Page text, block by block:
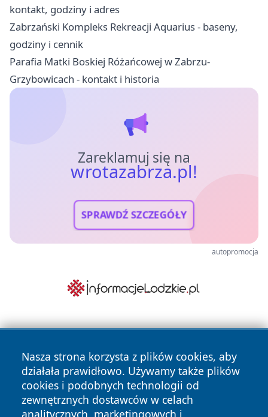
kontakt, godziny i adres
Zabrzański Kompleks Rekreacji Aquarius - baseny,
godziny i cennik
Parafia Matki Boskiej Różańcowej w Zabrzu-
Grzybowicach - kontakt i historia
Zareklamuj się na
wrotazabrza.pl!
SPRAWDŹ SZCZEGÓŁY
autopromocja
Nasza strona korzysta z plików cookies, aby
działała prawidłowo. Używamy także plików
cookies i podobnych technologii od
zewnętrznych dostawców w celach
analitycznych, marketingowych i
Copyright © 2026 wrotazabrza.pl Wszystkie prawa